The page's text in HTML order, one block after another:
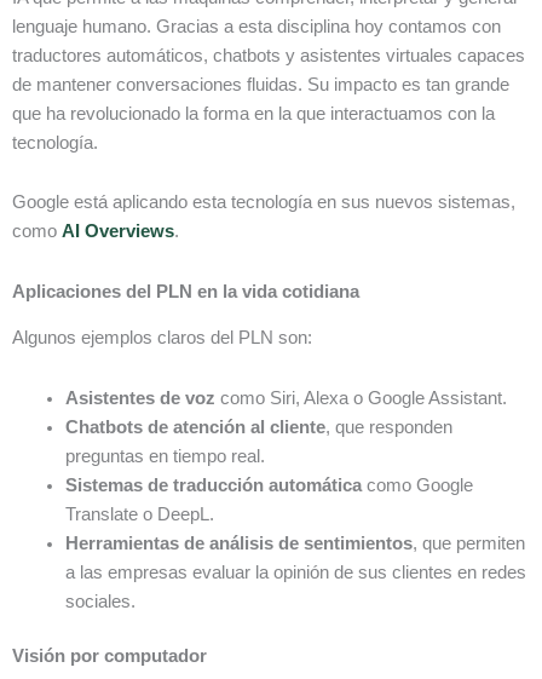
lenguaje humano. Gracias a esta disciplina hoy contamos con
traductores automáticos, chatbots y asistentes virtuales capaces
de mantener conversaciones fluidas. Su impacto es tan grande
que ha revolucionado la forma en la que interactuamos con la
tecnología.
Google está aplicando esta tecnología en sus nuevos sistemas,
como AI Overviews.
Aplicaciones del PLN en la vida cotidiana
Algunos ejemplos claros del PLN son:
Asistentes de voz como Siri, Alexa o Google Assistant.
Chatbots de atención al cliente, que responden
preguntas en tiempo real.
Sistemas de traducción automáticacomo Google
Translate o DeepL.
Herramientas de análisis de sentimientos, que permiten
a las empresas evaluar la opinión de sus clientes en redes
sociales.
Visión por computador